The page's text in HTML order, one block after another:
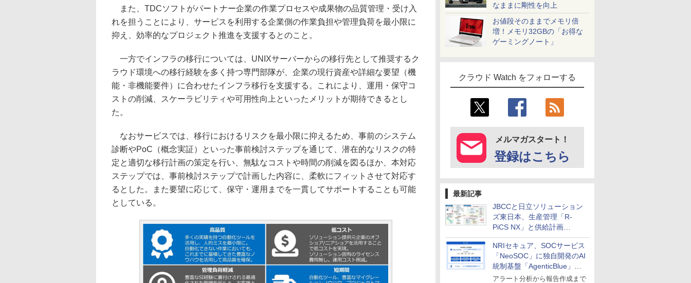
なままに剛性を向上
お値段そのままでメモリ倍
増！メモリ32GBの「お得な
ゲーミングノート」
クラウド Watch をフォローする
メルマガスタート！
登録はこちら
最新記事
JBCCと日立ソリューション
ズ東日本、生産管理「R-
PiCS NX」と供給計画
「scSQUARE ISP」の連携サ
ービスを提供開始
NRIセキュア、SOCサービス
「NeoSOC」に独自開発のAI
統制基盤「AgenticBlue」を
導入
アラート分析から報告作成まで
また、TDCソフトがパートナー企業の作業プロセスや成果物の品質管理・受け入
れを担うことにより、サービスを利用する企業側の作業負担や管理負荷を最小限に
抑え、効率的なプロジェクト推進を支援するとのこと。
一方でインフラの移行については、UNIXサーバーからの移行先として推奨するク
ラウド環境への移行経験を多く持つ専門部隊が、企業の現行資産や詳細な要望（機
能・非機能要件）に合わせたインフラ移行を支援する。これにより、運用・保守コ
ストの削減、スケーラビリティや可用性向上といったメリットが期待できるとし
た。
なおサービスでは、移行におけるリスクを最小限に抑えるため、事前のシステム
診断やPoC（概念実証）といった事前検討ステップを通じて、潜在的なリスクの特
定と適切な移行計画の策定を行い、無駄なコストや時間の削減を図るほか、本対応
ステップでは、事前検討ステップで計画した内容に、柔軟にフィットさせて対応す
るとした。また要望に応じて、保守・運用までを一貫してサポートすることも可能
としている。